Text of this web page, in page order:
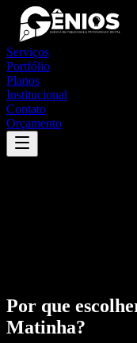
Serviços
Portfólio
Planos
Institucional
Contato
Orçamento
Por que
Matinha?